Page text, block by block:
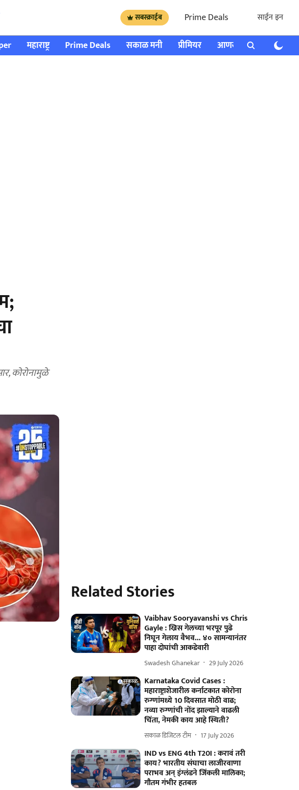
सबस्क्राईब Prime Deals साईन इन
महाराष्ट्र Prime Deals सकाळ मनी प्रीमियर आणखी राशी भविष्य
कोरोनामुळे
Related Stories
Vaibhav Sooryavanshi vs Chris
Gayle : ख्रिस गेलच्या भरपूर पुढे
निघून गेलाय वैभव... ४० सामन्यानंतर
पाहा दोघांची आकडेवारी
Swadesh Ghanekar 29 July 2026
Karnataka Covid Cases :
महाराष्ट्राशेजारील कर्नाटकात कोरोना
रुग्णांमध्ये 10 दिवसात मोठी वाढ;
नव्या रुग्णांची नोंद झाल्याने वाढली
चिंता, नेमकी काय आहे स्थिती?
सकाळ डिजिटल टीम 17 July 2026
IND vs ENG 4th T20I : करावं तरी
काय? भारतीय संघाचा लाजीरवाणा
पराभव अन् इंग्लंडने जिंकली मालिका;
गौतम गंभीर हतबल